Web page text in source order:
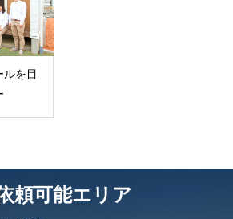
ルを目
頼可能エリア